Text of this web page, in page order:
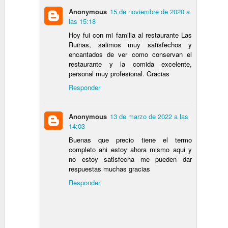
Anonymous 15 de noviembre de 2020 a
las 15:18
Hoy fui con mi familia al restaurante Las
Ruinas, salimos muy satisfechos y
encantados de ver como conservan el
restaurante y la comida excelente,
personal muy profesional. Gracias
Responder
Anonymous 13 de marzo de 2022 a las
14:03
Buenas que precio tiene el termo
completo ahi estoy ahora mismo aqui y
no estoy satisfecha me pueden dar
respuestas muchas gracias
Responder
Las Ciudades
- José Antonio
José Antonio Choy
que sirven de inspiración a
Invisibles en la encrucijada
19
Reparto
ALTAHABANA. Uno